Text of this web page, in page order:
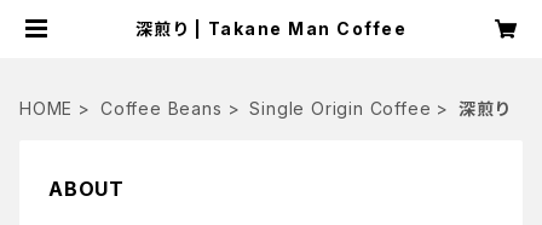
深煎り | Takane Man Coffee
HOME Coffee Beans Single Origin Coffee 深煎り
ABOUT